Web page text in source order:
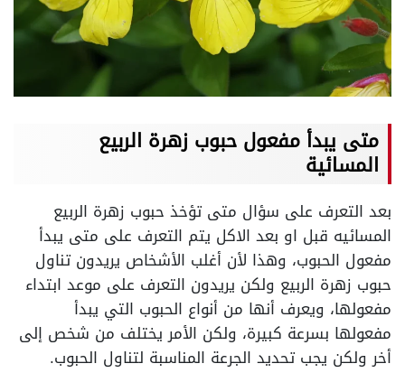
متى يبدأ مفعول حبوب زهرة الربيع
المسائية
بعد التعرف على سؤال متى تؤخذ حبوب زهرة الربيع
المسائيه قبل او بعد الاكل يتم التعرف على متى يبدأ
مفعول الحبوب، وهذا لأن أغلب الأشخاص يريدون تناول
حبوب زهرة الربيع ولكن يريدون التعرف على موعد ابتداء
مفعولها، ويعرف أنها من أنواع الحبوب التي يبدأ
مفعولها بسرعة كبيرة، ولكن الأمر يختلف من شخص إلى
أخر ولكن يجب تحديد الجرعة المناسبة لتناول الحبوب.